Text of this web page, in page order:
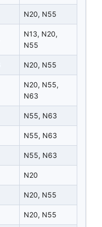
N20, N55
N13, N20,
N55
N20, N55
N20, N55,
N63
N55, N63
N55, N63
N55, N63
N20
N20, N55
N20, N55